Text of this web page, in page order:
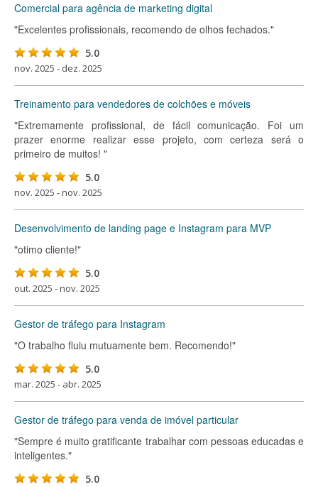
Comercial para agência de marketing digital
"Excelentes profissionais, recomendo de olhos fechados."
5.0
nov. 2025 - dez. 2025
Treinamento para vendedores de colchões e móveis
"Extremamente profissional, de fácil comunicação. Foi um
prazer enorme realizar esse projeto, com certeza será o
primeiro de muitos! "
5.0
nov. 2025 - nov. 2025
Desenvolvimento de landing page e Instagram para MVP
"otimo cliente!"
5.0
out. 2025 - nov. 2025
Gestor de tráfego para Instagram
"O trabalho fluiu mutuamente bem. Recomendo!"
5.0
mar. 2025 - abr. 2025
Gestor de tráfego para venda de imóvel particular
"Sempre é muito gratificante trabalhar com pessoas educadas e
inteligentes."
5.0